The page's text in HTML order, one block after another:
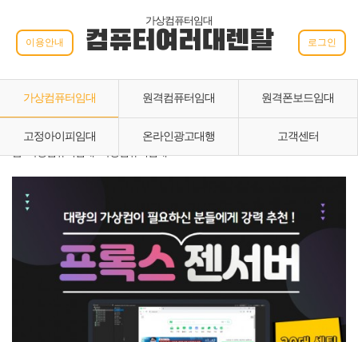
가상컴퓨터임대
컴퓨터여러대렌탈
이용안내 로그인
가상컴퓨터임대 원격컴퓨터임대 원격폰보드임대
고정아이피임대 온라인광고대행
고객센터
홈 › 가상컴퓨터임대 › 가상컴퓨터임대